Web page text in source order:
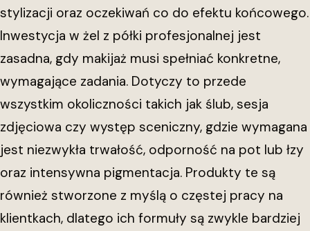
stylizacji oraz oczekiwań co do efektu końcowego.
Inwestycja w żel z półki profesjonalnej jest
zasadna, gdy makijaż musi spełniać konkretne,
wymagające zadania. Dotyczy to przede
wszystkim okoliczności takich jak ślub, sesja
zdjęciowa czy występ sceniczny, gdzie wymagana
jest niezwykła trwałość, odporność na pot lub łzy
oraz intensywna pigmentacja. Produkty te są
również stworzone z myślą o częstej pracy na
klientkach, dlatego ich formuły są zwykle bardziej